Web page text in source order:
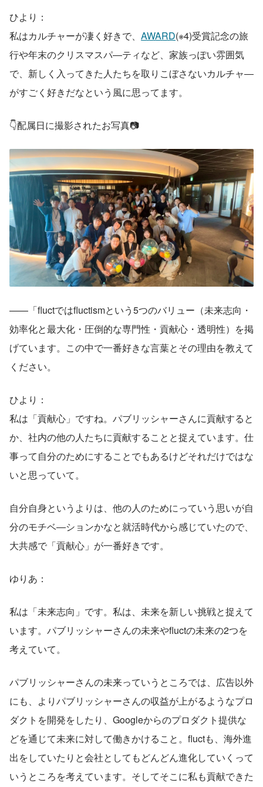
ひより：
私はカルチャーが凄く好きで、 AWARD(※4)受賞記念の旅
行や年末のクリスマスパ―ティなど、家族っぽい雰囲気
で、新しく入ってきた人たちを取りこぼさないカルチャ―
がすごく好きだなという風に思ってます。
👇配属日に撮影されたお写真📷
——「fluctではfluctismという5つのバリュー（未来志向・
効率化と最大化・圧倒的な専門性・貢献心・透明性）を掲
げています。この中で一番好きな言葉とその理由を教えて
ください。
ひより：
私は「貢献心」ですね。パブリッシャーさんに貢献すると
か、社内の他の人たちに貢献することと捉えています。仕
事って自分のためにすることでもあるけどそれだけではな
いと思っていて。
自分自身というよりは、他の人のためにっていう思いが自
分のモチベ―ションかなと就活時代から感じていたので、
大共感で「貢献心」が一番好きです。
ゆりあ：
私は「未来志向」です。私は、未来を新しい挑戦と捉えて
います。パブリッシャーさんの未来やfluctの未来の2つを
考えていて。
パブリッシャーさんの未来っていうところでは、広告以外
にも、よりパブリッシャーさんの収益が上がるようなプロ
ダクトを開発をしたり、Googleからのプロダクト提供な
どを通じて未来に対して働きかけること。fluctも、海外進
出をしていたりと会社としてもどんどん進化していくって
いうところを考えています。そしてそこに私も貢献できた